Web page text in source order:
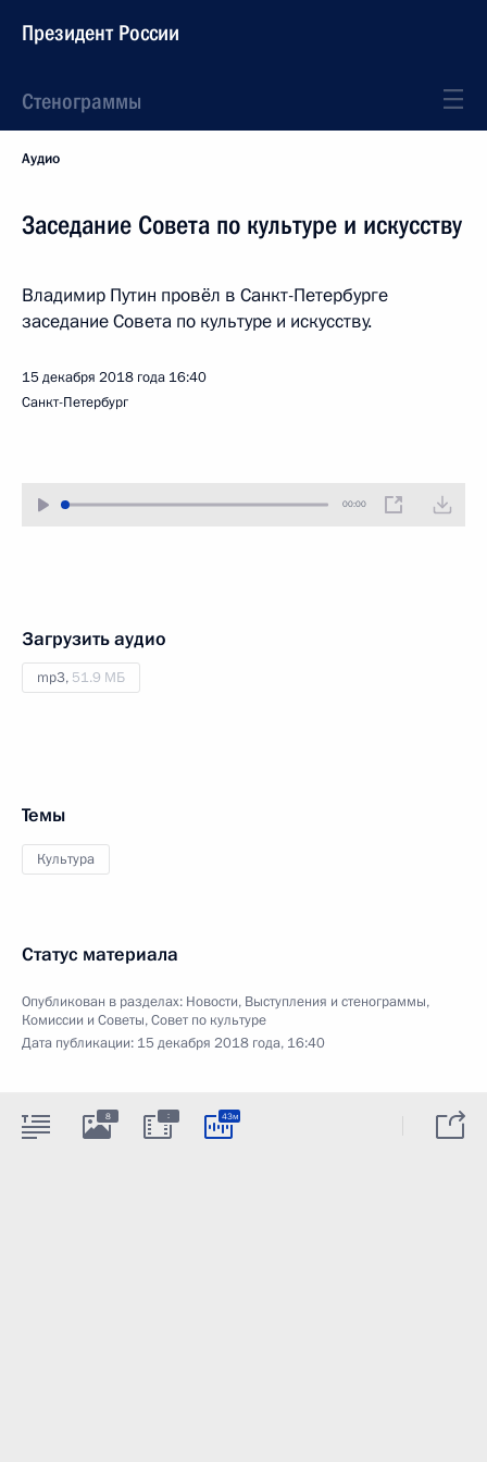
Президент России
Стенограммы
Аудио
Заседание Совета по культуре и искусству
Владимир Путин провёл в Санкт-Петербурге
заседание Совета по культуре и искусству.
15 декабря 2018 года 16:40
Санкт-Петербург
00:00
Загрузить аудио
mp3, 51.9 МБ
Темы
Культура
Статус материала
Опубликован в разделах: Новости, Выступления и стенограммы,
Комиссии и Советы,Совет по культуре
Дата публикации: 15 декабря 2018 года, 16:40
8 : 43м